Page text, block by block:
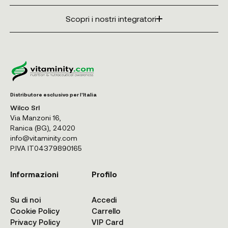
Scopri i nostri integratori
Distributore esclusivo per l'Italia
Wilco Srl
Via Manzoni 16,
Ranica (BG), 24020
info@vitaminity.com
P.IVA IT04379890165
Informazioni
Su di noi
Cookie Policy
Privacy Policy
Profilo
Accedi
Carrello
VIP Card